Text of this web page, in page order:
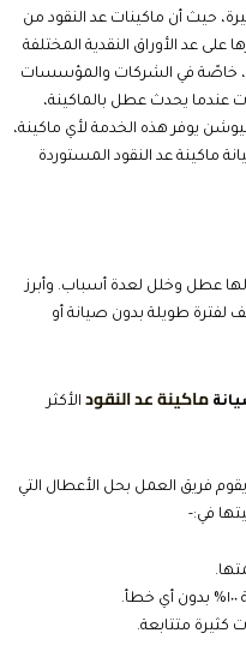
حيث أن ماكينات عد النقود من
على عد الأوراق النقدية المختلفة
خاصًة في الشركات والمؤسسات
عندما يحدث عطل بالماكينة،
يوفر هذه الخدمة لأي ماكينة،
ماكينة عد النقود المستوردة
عطل وخلل لعدة أسباب. وأبرز
لفترة طويلة بدون صيانة أو
ماكينة عد النقود الأكثر
فريق العمل بحل الأعطال التي
في:-
متتابعة.